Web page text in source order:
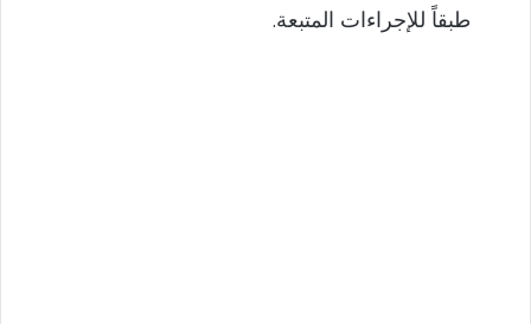
طبقاً للإجراءات المتبعة.